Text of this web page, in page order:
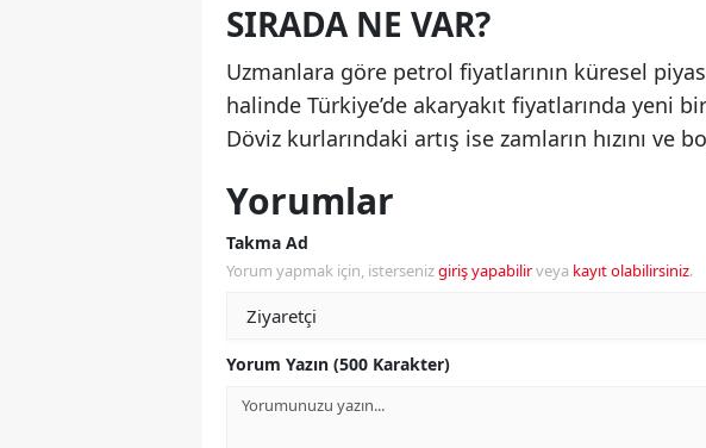
SIRADA NE VAR?
Uzmanlara göre petrol fiyatlarının küresel
halinde Türkiye’de akaryakıt fiyatlarında yeni
Döviz kurlarındaki artış ise zamların hızını ve
Yorumlar
Takma Ad
Yorum yapmak için, istersenizgiriş yapabilirveya kayıt olabilirsiniz.
Yorum Yazın (500 Karakter)